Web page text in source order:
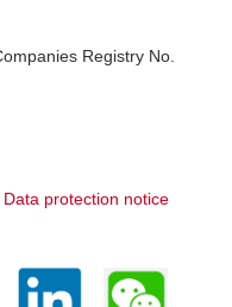
Registry No.
Data protection notice